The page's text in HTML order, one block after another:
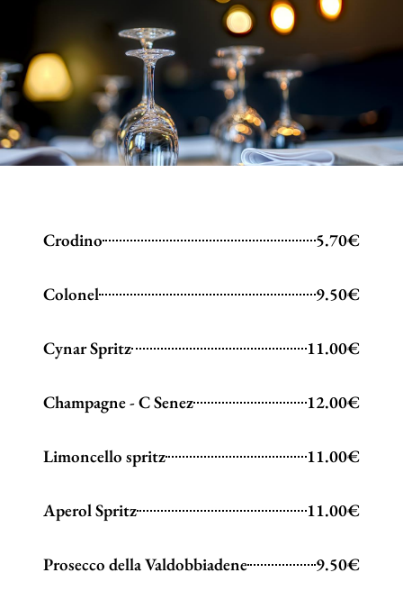
Crodino 5.70€
Colonel 9.50€
Cynar Spritz 11.00€
Champagne - C Senez 12.00€
Limoncello spritz 11.00€
Aperol Spritz 11.00€
Prosecco della Valdobbiadene 9.50€